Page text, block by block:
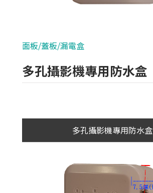
IPCAM(攝影機)
各式線材
光纖設備
插頭/護套
面板/蓋板/漏電盒
多孔攝影機專用防水盒
多孔攝影機專用防水盒